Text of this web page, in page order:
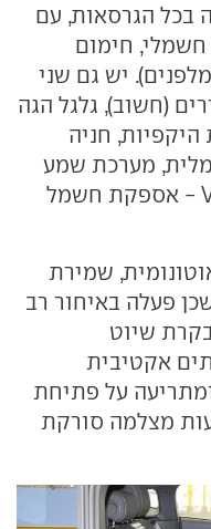
בכל הגרסאות, עם
חשמלי, חימום
יש גם שני
(חשוב), גלגל הגה
חניה
מערכת שמע
עם 18 רמקולים ותמיכה ב-V2L - אספקת חשמל
שמירת
פעלה באיחור רב
שיוט
אקטיבית
על פתיחת
מצלמה סורקת